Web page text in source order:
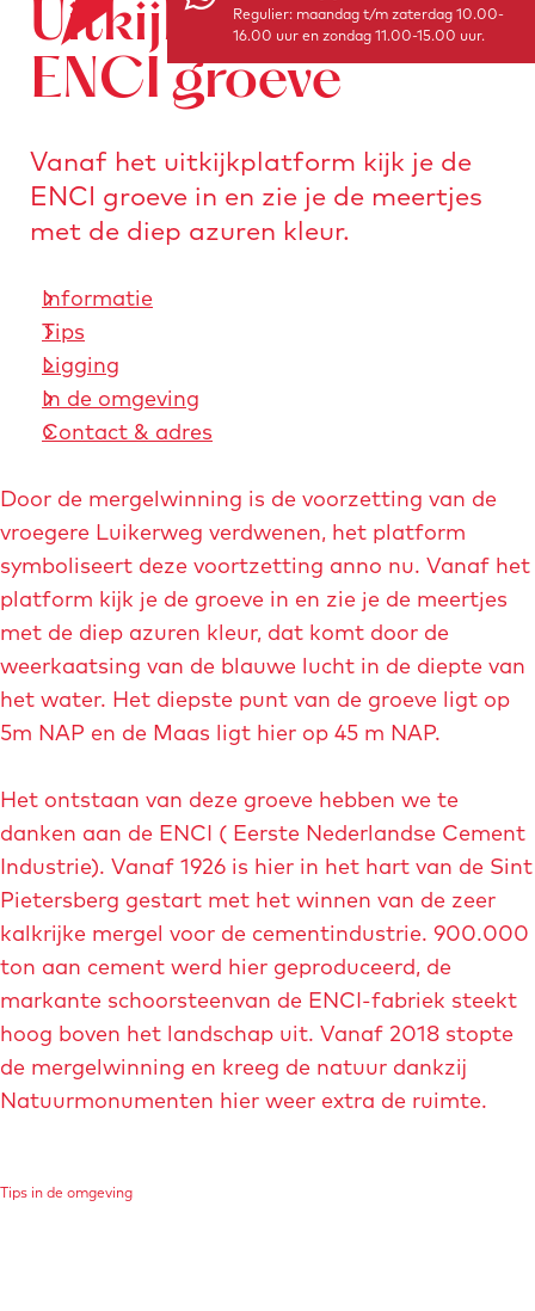
Regulier: maandag t/m zaterdag 10.00-
16.00 uur en zondag 11.00-15.00 uur.
n
a
a
d
e
h
m
e
p
a
g
Uitkijkplatform
ENCI groeve
Vanaf het uitkijkplatform kijk je de
ENCI groeve in en zie je de meertjes
met de diep azuren kleur.
o
r
s
r
e
n
Informatie
Tips
Ligging
In de omgeving
Contact & adres
Door de mergelwinning is de voorzetting van de
vroegere Luikerweg verdwenen, het platform
symboliseert deze voortzetting anno nu. Vanaf het
platform kijk je de groeve in en zie je de meertjes
met de diep azuren kleur, dat komt door de
weerkaatsing van de blauwe lucht in de diepte van
het water. Het diepste punt van de groeve ligt op
5m NAP en de Maas ligt hier op 45 m NAP.
Het ontstaan van deze groeve hebben we te
danken aan de ENCI ( Eerste Nederlandse Cement
Industrie). Vanaf 1926 is hier in het hart van de Sint
Pietersberg gestart met het winnen van de zeer
kalkrijke mergel voor de cementindustrie. 900.000
ton aan cement werd hier geproduceerd, de
markante schoorsteenvan de ENCI-fabriek steekt
hoog boven het landschap uit. Vanaf 2018 stopte
de mergelwinning en kreeg de natuur dankzij
Natuurmonumenten hier weer extra de ruimte.
Tips in de omgeving